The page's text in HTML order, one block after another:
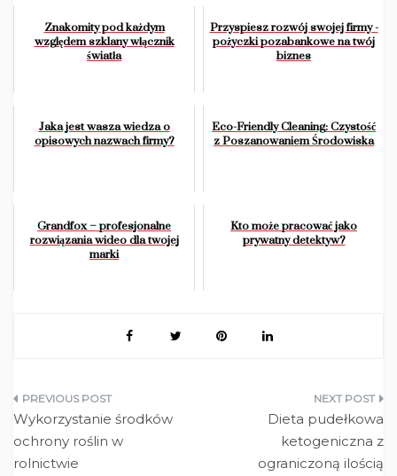
Znakomity pod każdym
względem szklany włącznik
światła
Przyspiesz rozwój swojej firmy -
pożyczki pozabankowe na twój
biznes
Jaka jest wasza wiedza o
opisowych nazwach firmy?
Eco-Friendly Cleaning: Czystość
z Poszanowaniem Środowiska
Grandfox – profesjonalne
rozwiązania wideo dla twojej
marki
Kto może pracować jako
prywatny detektyw?
Nawigacja
wpisu
Wykorzystanie środków
ochrony roślin w
rolnictwie
Dieta pudełkowa
ketogeniczna z
ograniczoną ilością